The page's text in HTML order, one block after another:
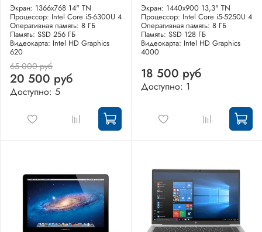
Экран: 1366x768 14" TN
Процессор: Intel Core i5-6300U 4
Оперативная память: 8 ГБ
Память: SSD 256 ГБ
Видеокарта: Intel HD Graphics
620
65 000 руб
20 500 руб
Доступно: 5
Экран: 1440x900 13,3" TN
Процессор: Intel Core i5-5250U 4
Оперативная память: 8 ГБ
Память: SSD 128 ГБ
Видеокарта: Intel HD Graphics
4000
18 500 руб
Доступно: 1